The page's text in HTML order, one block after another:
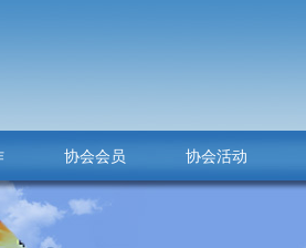
协会会员 协会活动